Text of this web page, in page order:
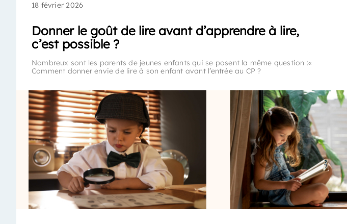
18 février 2026
Donner le goût de lire avant d’apprendre à lire,
c’est possible ?
Nombreux sont les parents de jeunes enfants qui se posent la même question :«
Comment donner envie de lire à son enfant avant l’entrée au CP ?